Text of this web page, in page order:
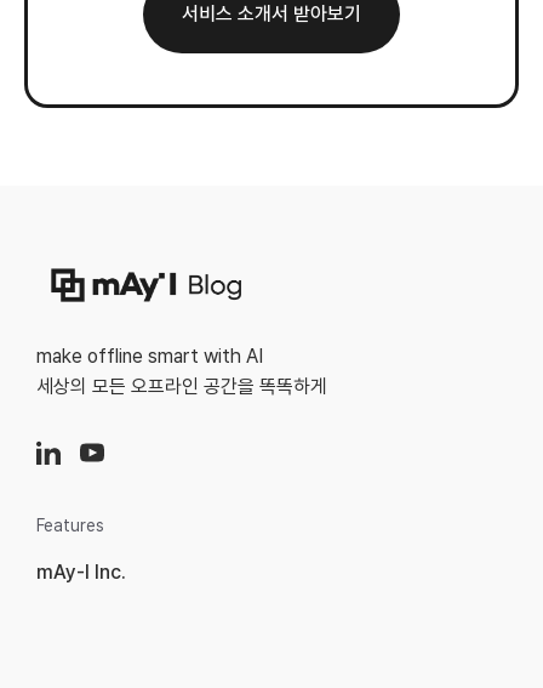
서비스 소개서 받아보기
make offline smart with AI
세상의 모든 오프라인 공간을 똑똑하게
Features
mAy-I Inc.